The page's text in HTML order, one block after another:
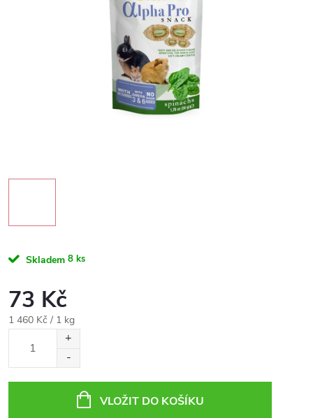
Skladem 8 ks
73 Kč
Měrná
1 460 Kč / 1 kg
VLOŽIT DO KOŠÍKU